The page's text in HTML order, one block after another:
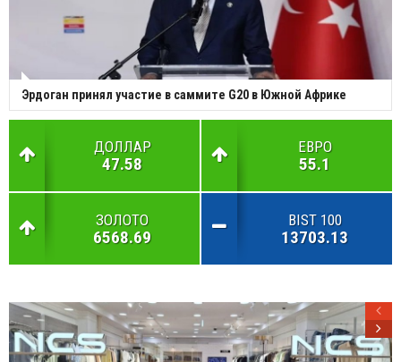
Эрдоган принял участие в саммите G20 в Южной Африке
ДОЛЛАР
47.58
ЕВРО
55.1
ЗОЛОТО
6568.69
BIST 100
13703.13